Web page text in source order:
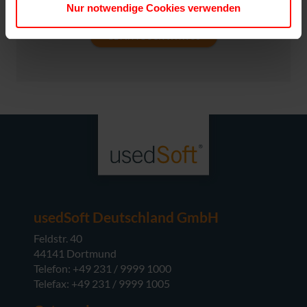
Nur notwendige Cookies verwenden
product you require and in what quantity.
GET IN TOUCH WITH US
usedSoft Deutschland GmbH
Feldstr. 40
44141 Dortmund
Telefon: +49 231 / 9999 1000
Telefax: +49 231 / 9999 1005